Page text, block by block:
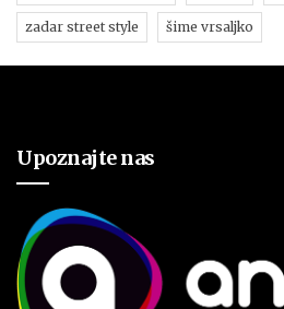
zadar street style šime vrsaljko
Upoznajte nas